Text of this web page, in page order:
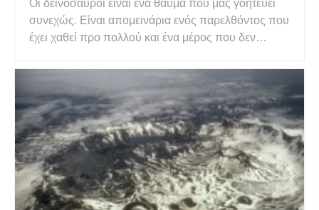
Οι δεινόσαυροι είναι ένα θαύμα που μας γοητεύει
συνεχώς. Είναι απομεινάρια ενός παρελθόντος που
έχει χαθεί προ πολλού και ένα μέρος που δεν
(εκτός αν καταλάβουμε το ταξίδι στο χρόνο). Οι
άνθρωποι ανακαλύπτουν οστά δεινοσαύρων για
εκατοντάδες, ίσως και χ